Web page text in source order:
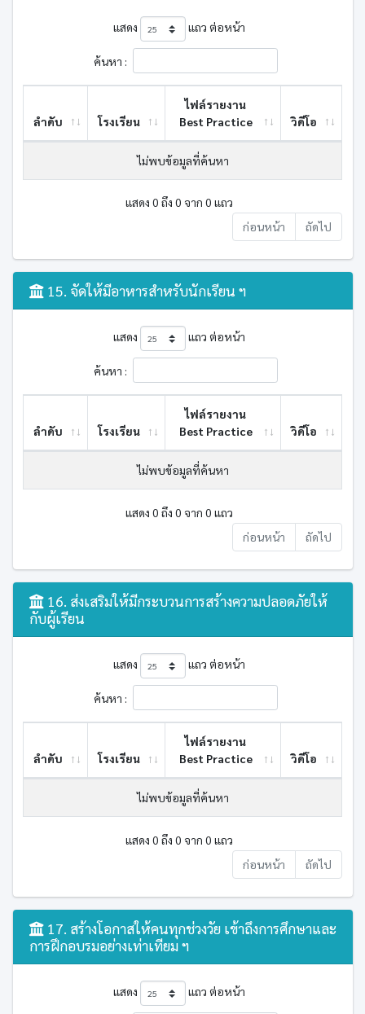
แสดง แถว ต่อหน้า
ค้นหา :
ลำดับ โรงเรียน
ไฟล์รายงาน
Best ​Practice
วิดีโอ
ไม่พบข้อมูลที่ค้นหา
แสดง 0 ถึง 0 จาก 0 แถว
ก่อนหน้า
ถัดไป
15. จัดให้มีอาหารสำหรับนักเรียน ฯ
แสดง แถว ต่อหน้า
ค้นหา :
ลำดับ โรงเรียน
ไฟล์รายงาน
Best ​Practice
วิดีโอ
ไม่พบข้อมูลที่ค้นหา
แสดง 0 ถึง 0 จาก 0 แถว
ก่อนหน้า
ถัดไป
16. ส่งเสริมให้มีกระบวนการสร้างความปลอดภัยให้
กับผู้เรียน
แสดง แถว ต่อหน้า
ค้นหา :
ลำดับ โรงเรียน
ไฟล์รายงาน
Best ​Practice
วิดีโอ
ไม่พบข้อมูลที่ค้นหา
แสดง 0 ถึง 0 จาก 0 แถว
ก่อนหน้า
ถัดไป
17. สร้างโอกาสให้คนทุกช่วงวัย เข้าถึงการศึกษาและ
การฝึกอบรมอย่างเท่าเทียม ฯ
แสดง แถว ต่อหน้า